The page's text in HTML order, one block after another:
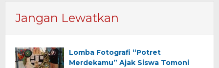
Jangan Lewatkan
Lomba Fotografi “Potret
Merdekamu” Ajak Siswa Tomoni